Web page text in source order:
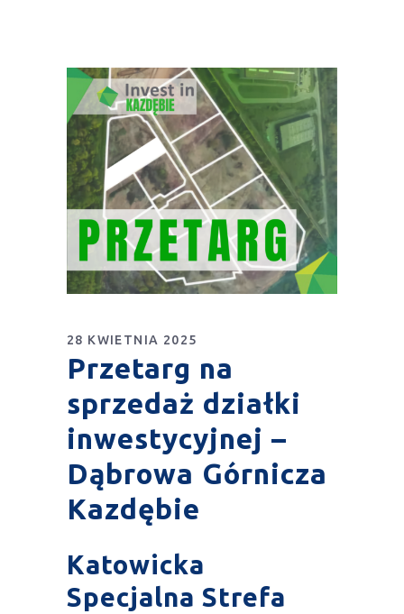
28 KWIETNIA 2025
Przetarg na
sprzedaż działki
inwestycyjnej –
Dąbrowa Górnicza
Kazdębie
Katowicka
Specjalna Strefa